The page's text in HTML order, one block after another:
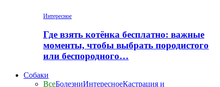
Интересное
Где взять котёнка бесплатно: важные
моменты, чтобы выбрать породистого
или беспородного…
Собаки
ВсеБолезниИнтересноеКастрация и